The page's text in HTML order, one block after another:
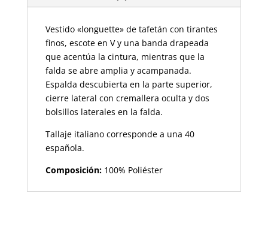
Vestido «longuette» de tafetán con tirantes
finos, escote en V y una banda drapeada
que acentúa la cintura, mientras que la
falda se abre amplia y acampanada.
Espalda descubierta en la parte superior,
cierre lateral con cremallera oculta y dos
bolsillos laterales en la falda.
Tallaje italiano corresponde a una 40
española.
Composición:100% Poliéster